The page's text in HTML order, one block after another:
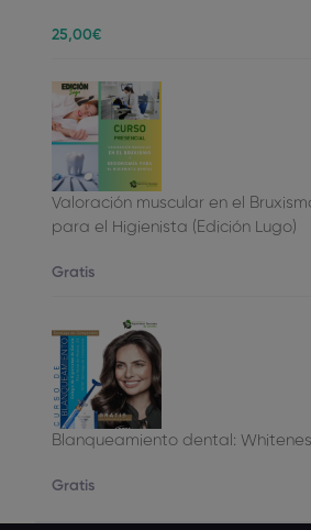
25,00€
Valoración muscular en el
para el Higienista (Edición Lugo)
Gratis
Blanqueamiento dental:
Gratis